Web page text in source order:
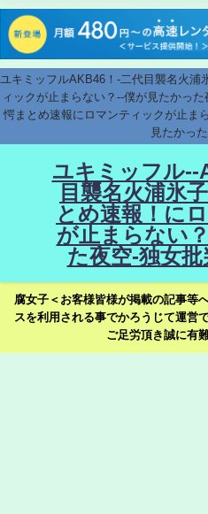
ユキミッフルAKB46！-二代目襲名火浦
ィックが止まらない？--僕が見たかっ
愕まとめ速報にロマンティックが止ま
見たかっ
ユキミッフル--
目襲名火浦氷
とめ速報！に
が止まらない
た夜空-独女
腐女子＜お客様皆様が掲載の記事等
スを利用される事でかろうじて運営
ご足労頂き誠に有